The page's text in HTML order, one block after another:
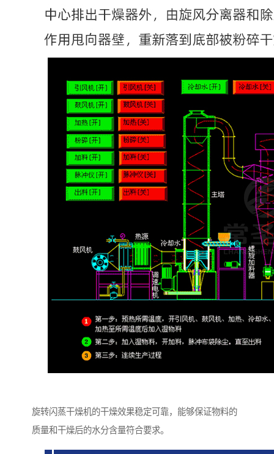
旋转闪蒸干燥机的干燥效果稳定可靠，能够保证物料的
质量和干燥后的水分含量符合要求。